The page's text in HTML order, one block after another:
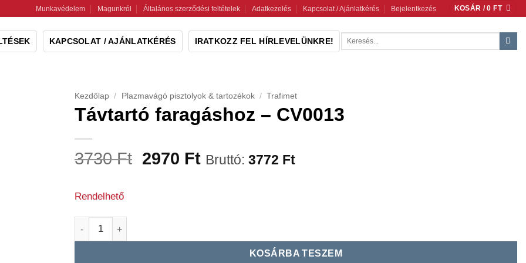
Munkavédelem Magunkról Általános szerződési feltételek Adatkezelés Kapcsolat / Ajánlatkérés Bejelentkezés KOSÁR /0 FT
KAPCSOLAT / AJÁNLATKÉRÉS IRATKOZZ FEL HÍRLEVELÜNKRE!
Kezdőlap / Plazmavágó pisztolyok & tartozékok / Trafimet
Távtartó faragáshoz – CV0013
3730Ft Original
2970 FtCurrent
Bruttó: 3772 Ft
Rendelhető
Távtartó faragáshoz - CV0013 mennyiség
KOSÁRBA TESZEM